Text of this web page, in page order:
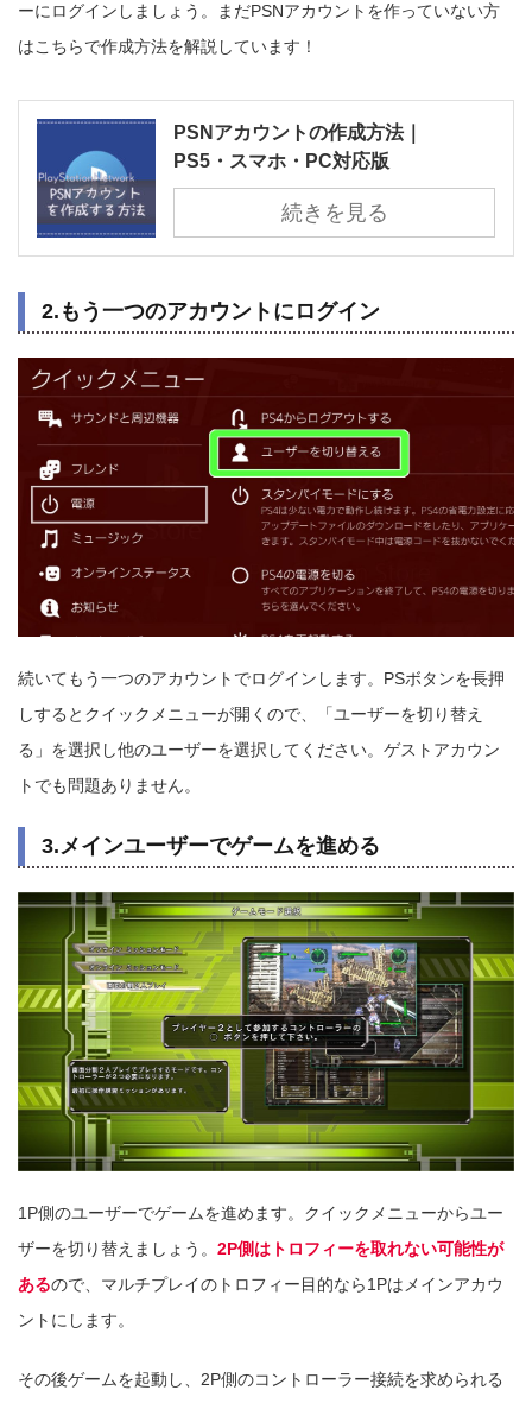
ーにログインしましょう。まだPSNアカウントを作っていない方
はこちらで作成方法を解説しています！
PSNアカウントの作成方法｜
PS5・スマホ・PC対応版
続きを見る
2.もう一つのアカウントにログイン
続いてもう一つのアカウントでログインします。PSボタンを長押
しするとクイックメニューが開くので、「ユーザーを切り替え
る」を選択し他のユーザーを選択してください。ゲストアカウン
トでも問題ありません。
3.メインユーザーでゲームを進める
1P側のユーザーでゲームを進めます。クイックメニューからユー
ザーを切り替えましょう。 2P側はトロフィーを取れない可能性が
あるので、マルチプレイのトロフィー目的なら1Pはメインアカウ
ントにします。
その後ゲームを起動し、2P側のコントローラー接続を求められる